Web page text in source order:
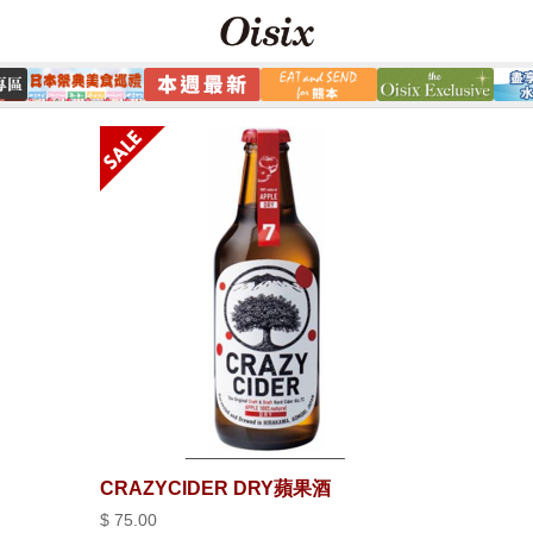
CRAZYCIDER DRY蘋果酒
$ 75.00